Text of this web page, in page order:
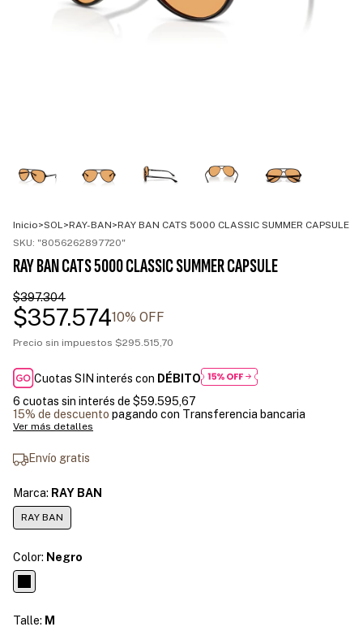
Inicio>SOL>RAY-BAN>RAY BAN CATS 5000 CLASSIC SUMMER CAPSULE
SKU: "8056262897720"
RAY BAN CATS 5000 CLASSIC SUMMER CAPSULE
$397.304
$357.57410% OFF
Precio sin impuestos $295.515,70
Cuotas SIN interés con DÉBITO
6 cuotas sin interés de $59.595,67
15% de descuento pagando con Transferencia bancaria
Ver más detalles
Envío gratis
Marca: RAY BAN
RAY BAN
Color: Negro
Talle: M